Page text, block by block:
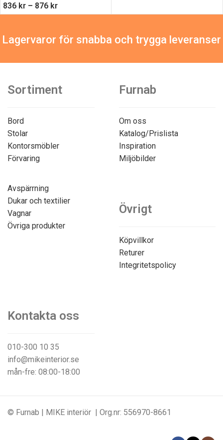
836 kr – 876 kr
Lagervaror för snabba och trygga leveranser
Sortiment
Bord
Stolar
Kontorsmöbler
Förvaring
Avspärrning
Dukar och textilier
Vagnar
Övriga produkter
Furnab
Om oss
Katalog/Prislista
Inspiration
Miljöbilder
Övrigt
Köpvillkor
Returer
Integritetspolicy
Kontakta oss
010-300 10 35
info@mikeinterior.se
mån-fre: 08:00-18:00
© Furnab | MIKE interiör | Org.nr: 556970-8661